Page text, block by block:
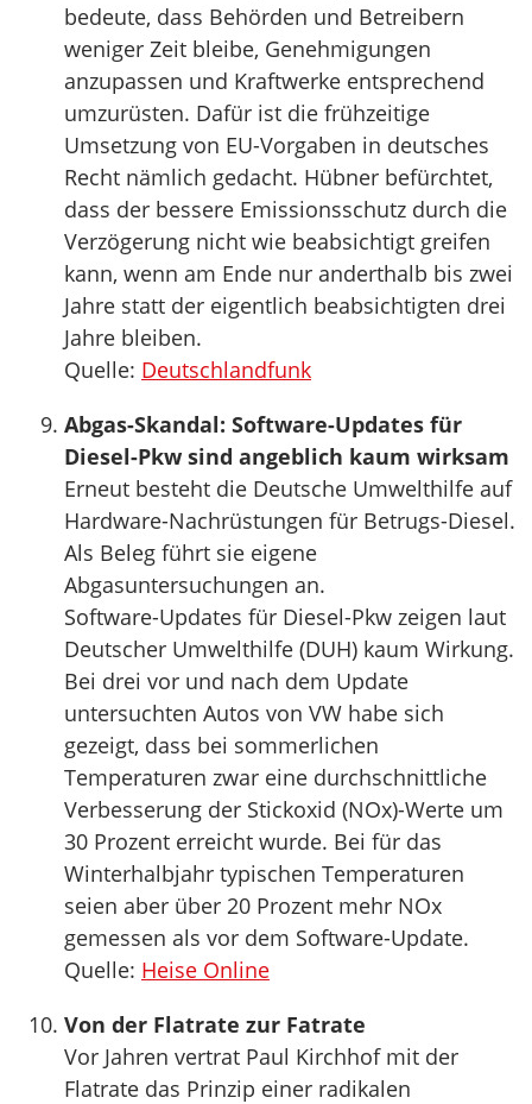
bedeute, dass Behörden und Betreibern
weniger Zeit bleibe, Genehmigungen
anzupassen und Kraftwerke entsprechend
umzurüsten. Dafür ist die frühzeitige
Umsetzung von EU-Vorgaben in deutsches
Recht nämlich gedacht. Hübner befürchtet,
dass der bessere Emissionsschutz durch die
Verzögerung nicht wie beabsichtigt greifen
kann, wenn am Ende nur anderthalb bis zwei
Jahre statt der eigentlich beabsichtigten drei
Jahre bleiben.
Quelle: Deutschlandfunk
Abgas-Skandal: Software-Updates für
Diesel-Pkw sind angeblich kaum wirksam
Erneut besteht die Deutsche Umwelthilfe auf
Hardware-Nachrüstungen für Betrugs-Diesel.
Als Beleg führt sie eigene
Abgasuntersuchungen an.
Software-Updates für Diesel-Pkw zeigen laut
Deutscher Umwelthilfe (DUH) kaum Wirkung.
Bei drei vor und nach dem Update
untersuchten Autos von VW habe sich
gezeigt, dass bei sommerlichen
Temperaturen zwar eine durchschnittliche
Verbesserung der Stickoxid (NOx)-Werte um
30 Prozent erreicht wurde. Bei für das
Winterhalbjahr typischen Temperaturen
seien aber über 20 Prozent mehr NOx
gemessen als vor dem Software-Update.
Quelle: Heise Online
Von der Flatrate zur Fatrate
Vor Jahren vertrat Paul Kirchhof mit der
Flatrate das Prinzip einer radikalen